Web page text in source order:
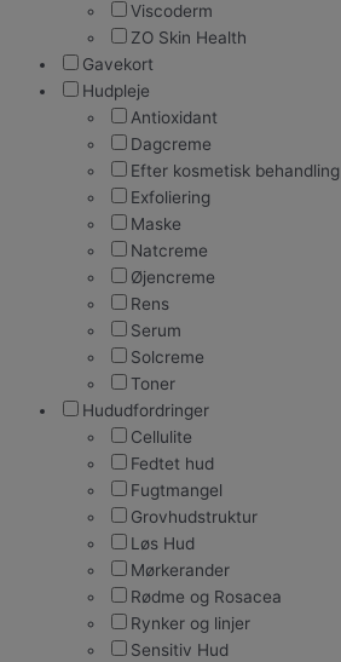
Viscoderm
ZO Skin Health
Gavekort
Hudpleje
Antioxidant
Dagcreme
Efter kosmetisk behandling
Exfoliering
Maske
Natcreme
Øjencreme
Rens
Serum
Solcreme
Toner
Hududfordringer
Cellulite
Fedtet hud
Fugtmangel
Grovhudstruktur
Løs Hud
Mørkerander
Rødme og Rosacea
Rynker og linjer
Sensitiv Hud